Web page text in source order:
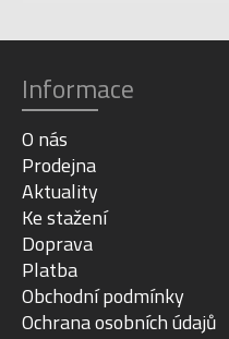
Informace
O nás
Prodejna
Aktuality
Ke stažení
Doprava
Platba
Obchodní podmínky
Ochrana osobních údajů